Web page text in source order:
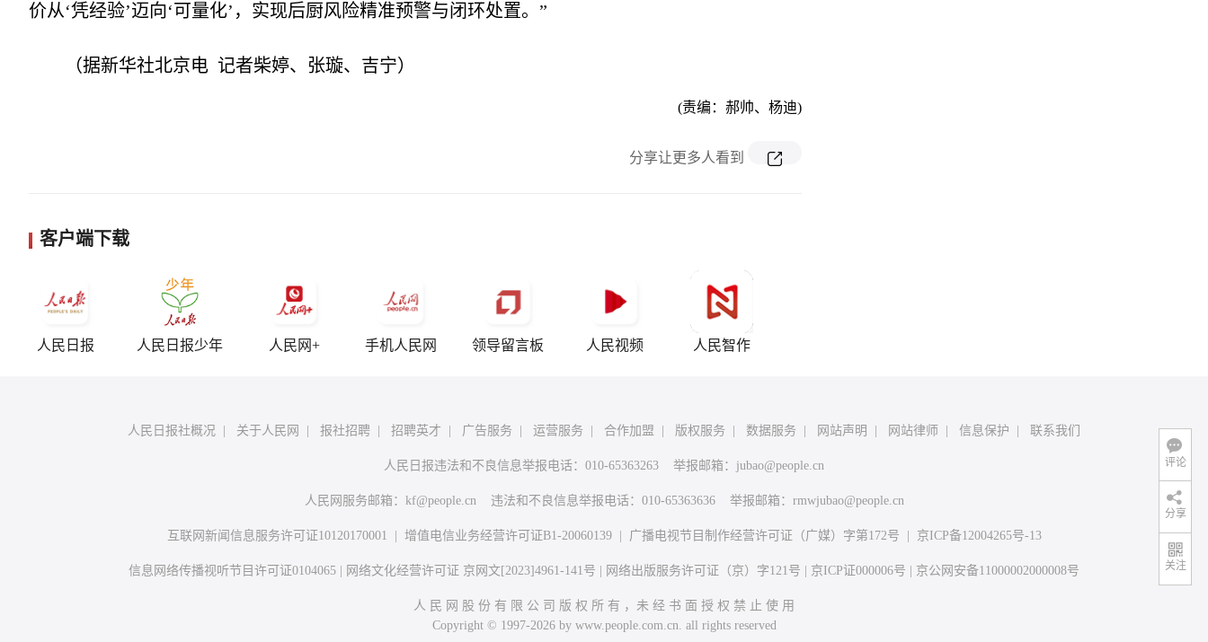
价从‘凭经验’迈向‘可量化’，实现后厨风险精准预警与闭环处置。”
（据新华社北京电 记者柴婷、张璇、吉宁）
(责编：郝帅、杨迪)
分享让更多人看到
客户端下载
人民日报 人民日报少年 人民网+ 手机人民网 领导留言板 人民视频 人民智作
人民日报社概况 关于人民网 报社招聘 招聘英才 广告服务 运营服务 合作加盟 版权服务 数据服务 网站声明 网站律师 信息保护 联系我们
人民日报违法和不良信息举报电话：010-65363263 举报邮箱： jubao@people.cn
人民网服务邮箱： kf@people.cn违法和不良信息举报电话：010-65363636 举报邮箱： rmwjubao@people.cn
互联网新闻信息服务许可证10120170001 增值电信业务经营许可证B1-20060139| 广播电视节目制作经营许可证（广媒）字第172号 京ICP备12004265号-13
信息网络传播视听节目许可证0104065 网络文化经营许可证 京网文[2023]4961-141号 网络出版服务许可证（京）字121号 京ICP证000006号 京公网安备11000002000008号
人 民 网 股 份 有 限 公 司 版 权 所 有 ，未 经 书 面 授 权 禁 止 使 用
Copyright © 1997-2026 by www.people.com.cn. all rights reserved
评论
分享
关注